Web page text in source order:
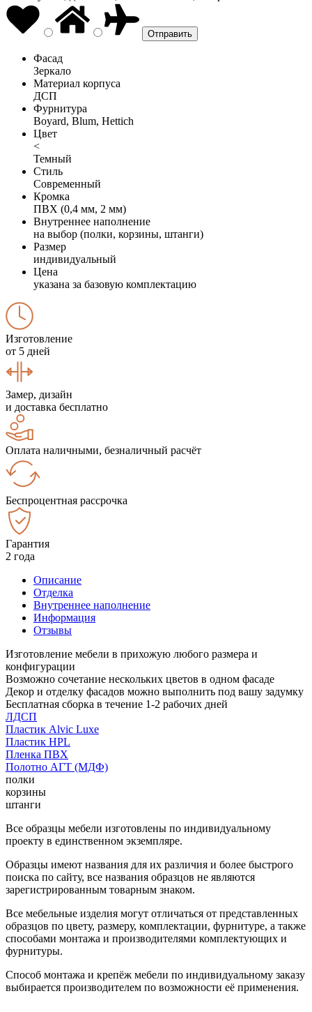
Фасад
Зеркало
Материал корпуса
ДСП
Фурнитура
Boyard, Blum, Hettich
Цвет
<
Темный
Стиль
Современный
Кромка
ПВХ (0,4 мм, 2 мм)
Внутреннее наполнение
на выбор (полки, корзины, штанги)
Размер
индивидуальный
Цена
указана за базовую комплектацию
Изготовление
от 5 дней
Замер, дизайн
и доставка бесплатно
Оплата наличными, безналичный расчёт
Беспроцентная рассрочка
Гарантия
2 года
Описание
Отделка
Внутреннее наполнение
Информация
Отзывы
Изготовление мебели в прихожую любого размера и
конфигурации
Возможно сочетание нескольких цветов в одном фасаде
Декор и отделку фасадов можно выполнить под вашу задумку
Бесплатная сборка в течение 1-2 рабочих дней
ЛДСП
Пластик Alvic Luxe
Пластик HPL
Пленка ПВХ
Полотно АГТ (МДФ)
полки
корзины
штанги
Все образцы мебели изготовлены по индивидуальному
проекту в единственном экземпляре.
Образцы имеют названия для их различия и более быстрого
поиска по сайту, все названия образцов не являются
зарегистрированным товарным знаком.
Все мебельные изделия могут отличаться от представленных
образцов по цвету, размеру, комплектации, фурнитуре, а также
способами монтажа и производителями комплектующих и
фурнитуры.
Способ монтажа и крепёж мебели по индивидуальному заказу
выбирается производителем по возможности её применения.